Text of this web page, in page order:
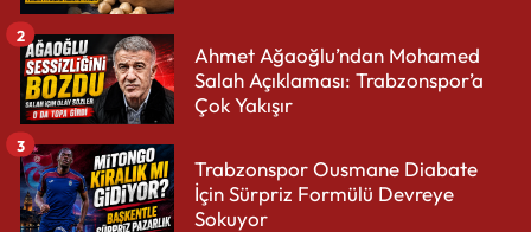
Ahmet Ağaoğlu’ndan Mohamed
Salah Açıklaması: Trabzonspor’a
Çok Yakışır
2
Trabzonspor Ousmane Diabate
İçin Sürpriz Formülü Devreye
Sokuyor
3